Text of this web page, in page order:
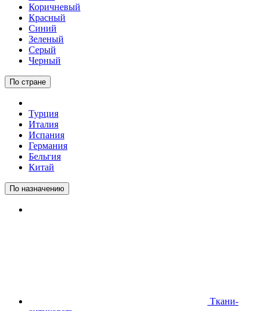
Коричневый
Красный
Синий
Зеленый
Серый
Черный
По стране
Турция
Италия
Испания
Германия
Бельгия
Китай
По назначению
Ткани-